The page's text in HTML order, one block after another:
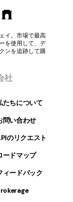
イ。市場で最高
を使用して、デ
ンを追跡して購
社
たちについて
問い合わせ
のリクエスト
ードマップ
ィードバック